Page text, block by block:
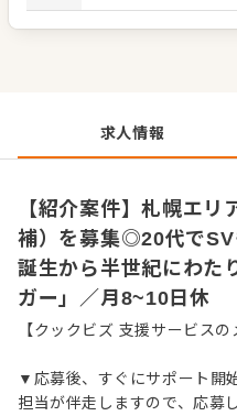
あなたならではのアイ
入社後はスキルに合
ので、経験に関わらず
回＋各種手当 （給与例） ・副店長：月給240,900円～ 、店
長：月給256,400円～
【試用期間】3ヶ月 ※
求人情報
【紹介案件】札幌エ
補）を募集◎20代でSV
誕生から半世紀にわた
ガー」／月8~10日休
【クックビズ 支援サービスの
▼応募後、すぐにサポート開
担当が伴走しますので、応募